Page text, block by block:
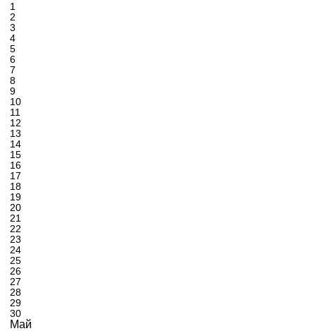
1
2
3
4
5
6
7
8
9
10
11
12
13
14
15
16
17
18
19
20
21
22
23
24
25
26
27
28
29
30
Май